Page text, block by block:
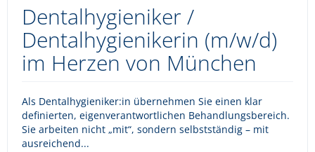
Dentalhygieniker /
Dentalhygienikerin (m/w/d)
im Herzen von München
Als Dentalhygieniker:in übernehmen Sie einen klar
definierten, eigenverantwortlichen Behandlungsbereich.
Sie arbeiten nicht „mit“, sondern selbstständig – mit
ausreichend...